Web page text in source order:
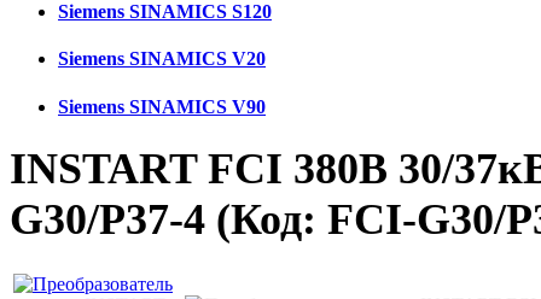
Siemens SINAMICS S120
Siemens SINAMICS V20
Siemens SINAMICS V90
INSTART FCI 380В 30/
G30/P37-4 (Код: FCI-G30/